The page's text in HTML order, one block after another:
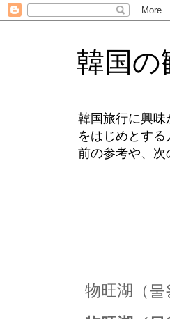
韓国の
韓国旅行に興
をはじめとす
前の参考や、
物旺湖（물